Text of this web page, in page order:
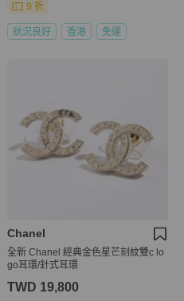
9 折
狀況良好 香港 免運
Chanel
全新 Chanel 經典金色星芒刻紋雙c lo
go耳環/針式耳環
TWD 19,800